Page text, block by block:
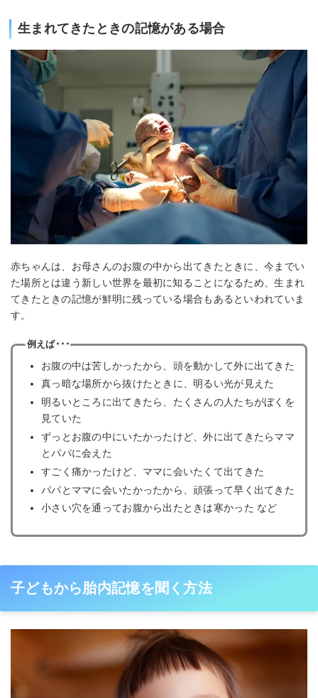
生まれてきたときの記憶がある場合
赤ちゃんは、お母さんのお腹の中から出てきたときに、今までい
た場所とは違う新しい世界を最初に知ることになるため、生まれ
てきたときの記憶が鮮明に残っている場合もあるといわれていま
す。
例えば･･･
お腹の中は苦しかったから、頭を動かして外に出てきた
真っ暗な場所から抜けたときに、明るい光が見えた
明るいところに出てきたら、たくさんの人たちがぼくを
見ていた
ずっとお腹の中にいたかったけど、外に出てきたらママ
とパパに会えた
すごく痛かったけど、ママに会いたくて出てきた
パパとママに会いたかったから、頑張って早く出てきた
小さい穴を通ってお腹から出たときは寒かった など
子どもから胎内記憶を聞く方法